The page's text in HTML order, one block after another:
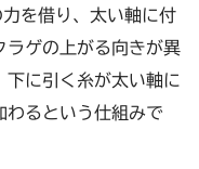
を借り、太い軸に付
ラゲの上がる向きが異
に引く糸が太い軸に
わるという仕組みで